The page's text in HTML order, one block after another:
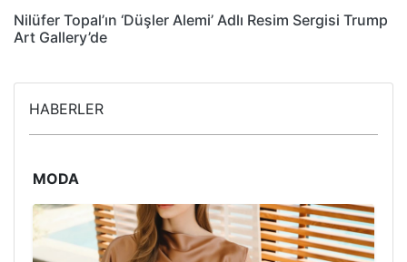
Nilüfer Topal’ın ‘Düşler Alemi’ Adlı Resim Sergisi Trump
Art Gallery’de
HABERLER
MODA